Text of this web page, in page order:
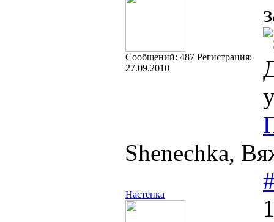
Cообщений: 487 Регистрация:
27.09.2010
Shenechka,
Настёнка